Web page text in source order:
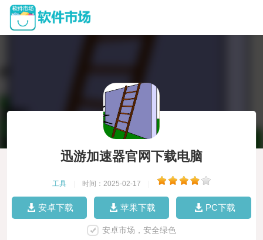
迅游加速器官网下载电脑
工具 时间：2025-02-17
安卓下载 苹果下载 PC下载
安卓市场，安全绿色